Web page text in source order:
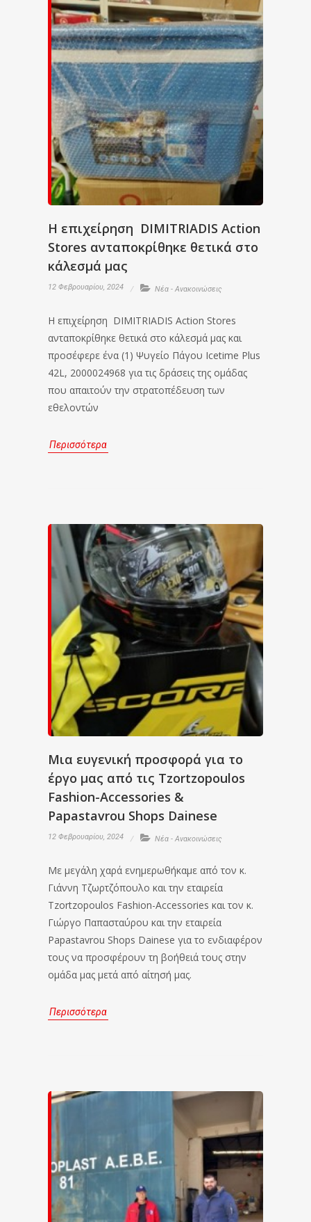
Η επιχείρηση DIMITRIADIS Action
Stores ανταποκρίθηκε θετικά στο
κάλεσμά μας
12 Φεβρουαρίου, 2024 Νέα - Ανακοινώσεις
Η επιχείρηση DIMITRIADIS Action Stores
ανταποκρίθηκε θετικά στο κάλεσμά μας και
προσέφερε ένα (1) Ψυγείο Πάγου Icetime Plus
42L, 2000024968 για τις δράσεις της ομάδας
που απαιτούν την στρατοπέδευση των
εθελοντών
Περισσότερα
Μια ευγενική προσφορά για το
έργο μας από τις Tzortzopoulos
Fashion-Accessories &
Papastavrou Shops Dainese
12 Φεβρουαρίου, 2024 Νέα - Ανακοινώσεις
Με μεγάλη χαρά ενημερωθήκαμε από τον κ.
Γιάννη Τζωρτζόπουλο και την εταιρεία
Tzortzopoulos Fashion-Accessories και τον κ.
Γιώργο Παπασταύρου και την εταιρεία
Papastavrou Shops Dainese για το ενδιαφέρον
τους να προσφέρουν τη βοήθειά τους στην
ομάδα μας μετά από αίτησή μας.
Περισσότερα